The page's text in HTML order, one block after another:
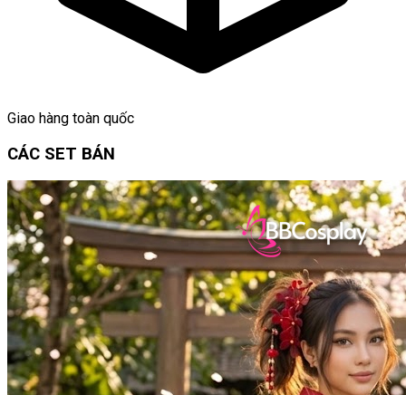
Giao hàng toàn quốc
CÁC SET BÁN